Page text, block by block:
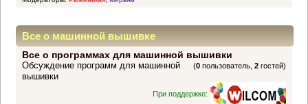
Все о машинной вышивке
Все о программах для машинной вышивки
(0 пользователь,2 гостей)
Обсуждение программ для машинной
вышивки
При поддержке: